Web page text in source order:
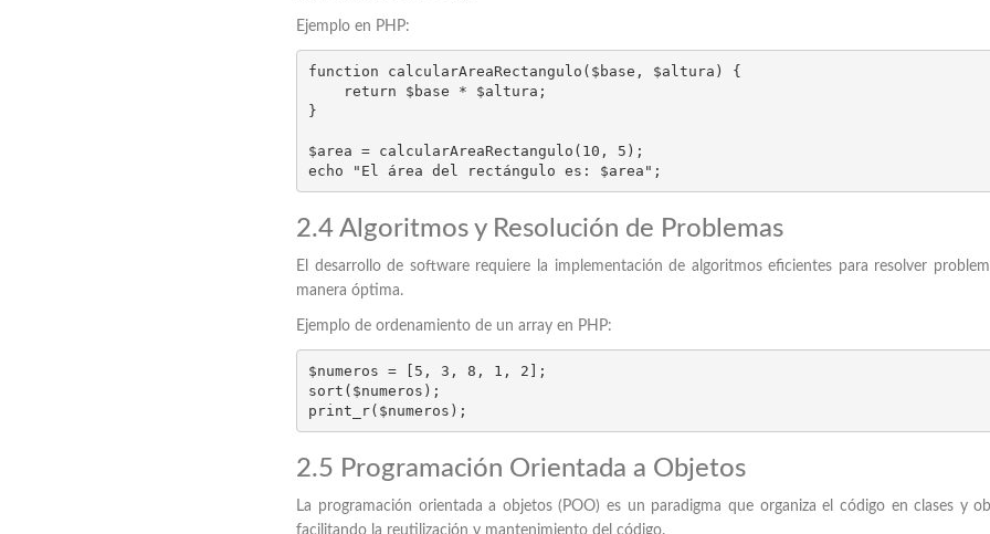
Ejemplo en PHP:
function calcularAreaRectangulo($base, $altura) {
}
$area = calcularAreaRectangulo(10, 5);
echo "El área del rectángulo es: $area";
2.4 Algoritmos y Resolución de Problemas
El desarrollo de software requiere la implementación de algoritmos eficientes para resolver
manera óptima.
Ejemplo de ordenamiento de un array en PHP:
$numeros = [5, 3, 8, 1, 2];
sort($numeros);
print_r($numeros);
2.5 Programación Orientada a Objetos
La programación orientada a objetos (POO) es un paradigma que organiza el código en clases y
facilitando la reutilización y mantenimiento del código.